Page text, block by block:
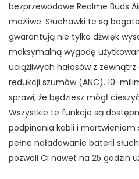
bezprzewodowe Realme Buds
możliwe. Słuchawki te są
gwarantują nie tylko dźwięk
maksymalną wygodę
uciążliwych hałasów z
redukcji szumów (ANC). 10-
sprawi, że będziesz mógł
Wszystkie te funkcje są
podpinania kabli i martwieniem
pełne naładowanie baterii
pozwoli Ci nawet na 25 godzin